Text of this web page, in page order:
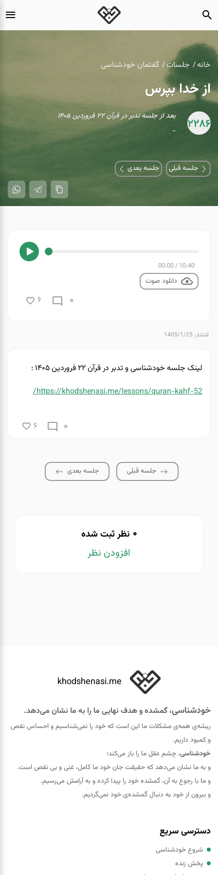
خانه جلسات گفتمان خودشناسی
از خدا بپرس
2286
بعد از جلسه تدبر در قرآن ۲۲ فروردین ۱۴۰۵
-
جلسه قبلی جلسه بعدی
10:40
/
00:00
دانلود صوت
0
6
انتشار: 1405/1/25
لینک جلسه خودشناسی و تدبر در قرآن ۲۲ فروردین ۱۴۰۵ :
https://khodshenasi.me/lessons/quran-kahf-52/
0
6
جلسه قبلی جلسه بعدی
0 نظر ثبت شده
افزودن نظر
khodshenasi.me
خودشناسی، گمشده و هدف نهایی ما را به ما نشان می‌دهد.
ریشه‌ی همه‌ی مشکلات ما این است که خود را نمی‌شناسیم و احساس نقص
و کمبود داریم.
خودشناسی، چشم عقل ما را باز می‌کند؛
و به ما نشان می‌دهد که حقيقت جان خود ما کامل، غنی و بی نقص است.
و ما با رجوع به آن، گمشده خود را پيدا کرده و به آرامش می‌رسیم.
و بیرون از خود به دنبال گمشده‌ی خود نمی‌گردیم.
دسترسی سریع
شروع خودشناسی
پخش زنده